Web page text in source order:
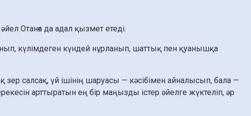
Отанға да адал қызмет етеді.
күлімдеген күндей нұрланып, шаттық пен қуанышқа
салсақ, үй ішінің шаруасы — кәсібімен айналысып, бала —
арттыратын ең бір маңызды істер әйелге жүктеліп, әр